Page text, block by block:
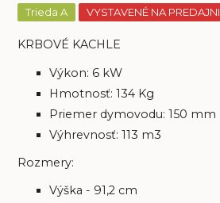
Trieda A VYSTAVENÉ NA PREDAJNI
KRBOVÉ KACHLE
Výkon: 6 kW
Hmotnosť: 134 Kg
Priemer dymovodu: 150 mm
Výhrevnosť: 113 m3
Rozmery:
Výška - 91,2 cm